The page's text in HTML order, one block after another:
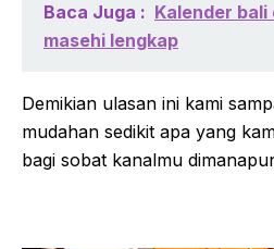
Baca Juga : Kalender
masehi lengkap
Demikian ulasan ini kami
mudahan sedikit apa yang
bagi sobat kanalmu